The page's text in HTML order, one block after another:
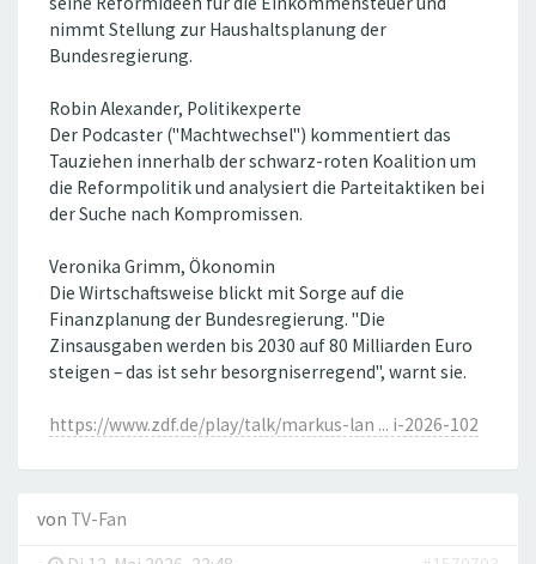
nimmt Stellung zur Haushaltsplanung der
Bundesregierung.
Robin Alexander, Politikexperte
Der Podcaster ("Machtwechsel") kommentiert das
Tauziehen innerhalb der schwarz-roten Koalition um
die Reformpolitik und analysiert die Parteitaktiken bei
der Suche nach Kompromissen.
Veronika Grimm, Ökonomin
Die Wirtschaftsweise blickt mit Sorge auf die
Finanzplanung der Bundesregierung. "Die
Zinsausgaben werden bis 2030 auf 80 Milliarden Euro
steigen – das ist sehr besorgniserregend", warnt sie.
https://www.zdf.de/play/talk/markus-lan ... i-2026-102
von TV-Fan